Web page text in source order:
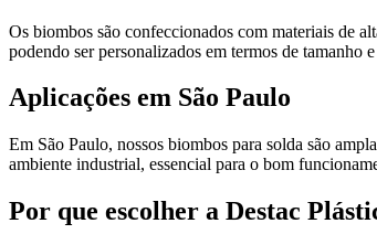
Os biombos são confeccionados com materiais de
podendo ser personalizados em termos de tamanho
Aplicações em São Paulo
Em São Paulo, nossos biombos para solda são
ambiente industrial, essencial para o bom
Por que escolher a Destac